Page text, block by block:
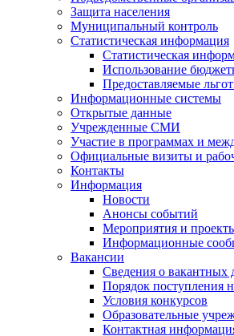
Защита населения
Муниципальный контроль
Статистическая информация
Статистическая
Использование
Предоставляемые
Информационные системы
Открытые данные
Учрежденные СМИ
Участие в программах и
Официальные визиты и
Контакты
Информация
Новости
Анонсы событий
Мероприятия и
Информационные
Вакансии
Сведения о вакантных
Порядок поступления
Условия конкурсов
Образовательные
Контактная